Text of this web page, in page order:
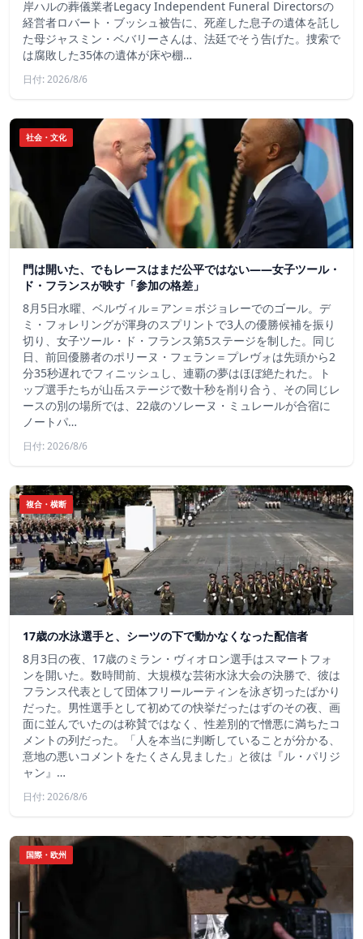
岸ハルの葬儀業者Legacy Independent Funeral Directorsの
経営者ロバート・ブッシュ被告に、死産した息子の遺体を託し
た母ジャスミン・ベバリーさんは、法廷でそう告げた。捜索で
は腐敗した35体の遺体が床や棚…
日付: 2026/8/6
社会・文化
門は開いた、でもレースはまだ公平ではない――女子ツール・
ド・フランスが映す「参加の格差」
8月5日水曜、ベルヴィル＝アン＝ボジョレーでのゴール。デ
ミ・フォレリングが渾身のスプリントで3人の優勝候補を振り
切り、女子ツール・ド・フランス第5ステージを制した。同じ
日、前回優勝者のポリーヌ・フェラン＝プレヴォは先頭から2
分35秒遅れでフィニッシュし、連覇の夢はほぼ絶たれた。ト
ップ選手たちが山岳ステージで数十秒を削り合う、その同じレ
ースの別の場所では、22歳のソレーヌ・ミュレールが合宿に
ノートパ…
日付: 2026/8/6
複合・横断
17歳の水泳選手と、シーツの下で動かなくなった配信者
8月3日の夜、17歳のミラン・ヴィオロン選手はスマートフォ
ンを開いた。数時間前、大規模な芸術水泳大会の決勝で、彼は
フランス代表として団体フリールーティンを泳ぎ切ったばかり
だった。男性選手として初めての快挙だったはずのその夜、画
面に並んでいたのは称賛ではなく、性差別的で憎悪に満ちたコ
メントの列だった。「人を本当に判断していることが分かる、
意地の悪いコメントをたくさん見ました」と彼は『ル・パリジ
ャン』…
日付: 2026/8/6
国際・欧州